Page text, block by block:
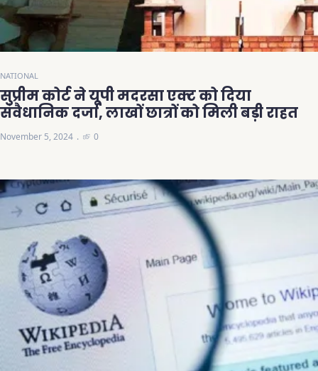
NATIONAL
सुप्रीम कोर्ट ने यूपी मदरसा एक्ट को दिया
संवैधानिक दर्जा, लाखों छात्रों को मिली बड़ी राहत
November 5, 2024 0